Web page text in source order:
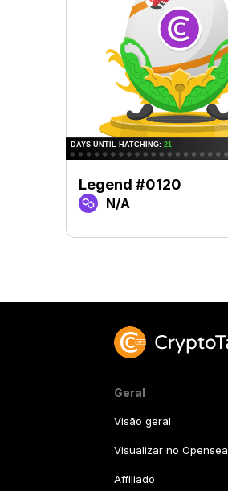
Legend #0120
N/A
Geral
Visão geral
Visualizar no Opensea
Affiliado